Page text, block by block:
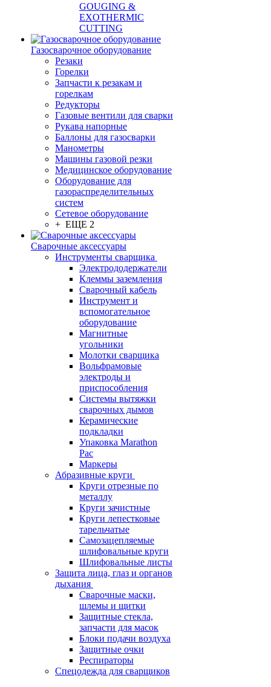
GOUGING &
EXOTHERMIC
CUTTING
Газосварочное оборудование
Резаки
Горелки
Запчасти к резакам и
горелкам
Редукторы
Газовые вентили для сварки
Рукава напорные
Баллоны для газосварки
Манометры
Машины газовой резки
Медицинское оборудование
Оборудование для
газораспределительных
систем
Сетевое оборудование
+ ЕЩЕ 2
Сварочные аксессуары
Инструменты сварщика
Электрододержатели
Клеммы заземления
Сварочный кабель
Инструмент и
вспомогательное
оборудование
Магнитные
угольники
Молотки сварщика
Вольфрамовые
электроды и
приспособления
Системы вытяжки
сварочных дымов
Керамические
подкладки
Упаковка Marathon
Pac
Маркеры
Абразивные круги
Круги отрезные по
металлу
Круги зачистные
Круги лепестковые
тарельчатые
Самозацепляемые
шлифовальные круги
Шлифовальные листы
Защита лица, глаз и органов
дыхания
Сварочные маски,
шлемы и щитки
Защитные стекла,
запчасти для масок
Блоки подачи воздуха
Защитные очки
Респираторы
Спецодежда для сварщиков